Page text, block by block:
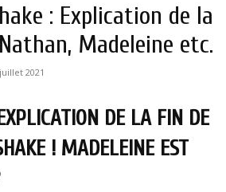
: Explication de la
Madeleine etc.
2021
DE LA FIN DE
! MADELEINE EST